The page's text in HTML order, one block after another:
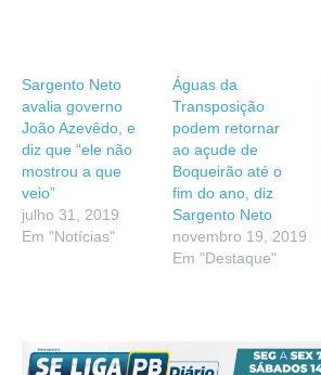
Sargento Neto
avalia governo
João Azevêdo, e
diz que “ele não
mostrou a que
veio”
julho 31, 2019
Em "Notícias"
Águas da
Transposição
podem retornar
ao açude de
Boqueirão até o
fim do ano, diz
Sargento Neto
novembro 19, 2019
Em "Destaque"